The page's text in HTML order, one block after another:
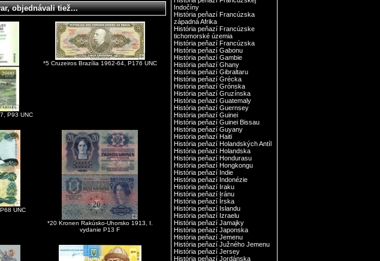
objednávali tiež...
P93 UNC
*5 Cruzeiros Brazília 1962-64, P176 UNC
UNC
*20 Kronen Rakúsko-Uhorsko 1913, I.
vydanie P13 F
Indočíny
História peňazí Francúzska
západná Afrika
História peňazí Francúzske
tichomorské územia
História peňazí Francúzska
História peňazí Gabonu
História peňazí Gambie
História peňazí Ghany
História peňazí Gibraltaru
História peňazí Grécka
História peňazí Grónska
História peňazí Gruzínska
História peňazí Guatemaly
História peňazí Guernsey
História peňazí Guinei
História peňazí Guinei Bissau
História peňazí Guyany
História peňazí Haiti
História peňazí Holandských Antíl
História peňazí Holandska
História peňazí Hondurasu
História peňazí Hongkongu
História peňazí Indie
História peňazí Indonézie
História peňazí Iraku
História peňazí Iránu
História peňazí Írska
História peňazí Islandu
História peňazí Izraelu
História peňazí Jamajky
História peňazí Japonska
História peňazí Jemenu
História peňazí Južného Jemenu
História peňazí Jersey
História peňazí Jordánska